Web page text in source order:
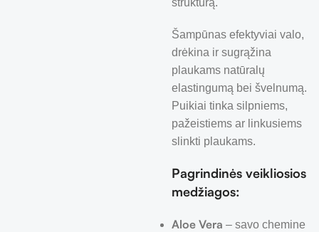
struktūrą.
Šampūnas efektyviai valo,
drėkina ir sugrąžina
plaukams natūralų
elastingumą bei švelnumą.
Puikiai tinka silpniems,
pažeistiems ar linkusiems
slinkti plaukams.
Pagrindinės veikliosios
medžiagos:
Aloe Vera – savo chemine